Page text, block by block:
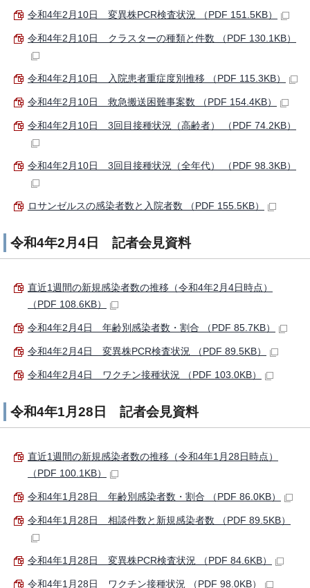
令和4年2月10日 変異株PCR検査状況 （PDF 151.5KB）
令和4年2月10日 クラスターの種類と件数 （PDF 130.1KB）
令和4年2月10日 入院患者重症度別推移 （PDF 115.3KB）
令和4年2月10日 救急搬送困難事案数 （PDF 154.4KB）
令和4年2月10日 3回目接種状況（高齢者） （PDF 74.2KB）
令和4年2月10日 3回目接種状況（全年代） （PDF 98.3KB）
ロサンゼルスの感染者数と入院者数 （PDF 155.5KB）
令和4年2月4日 記者会見資料
直近1週間の新規感染者数の推移（令和4年2月4日時点）
（PDF 108.6KB）
令和4年2月4日 年齢別感染者数・割合 （PDF 85.7KB）
令和4年2月4日 変異株PCR検査状況 （PDF 89.5KB）
令和4年2月4日 ワクチン接種状況 （PDF 103.0KB）
令和4年1月28日 記者会見資料
直近1週間の新規感染者数の推移（令和4年1月28日時点）
（PDF 100.1KB）
令和4年1月28日 年齢別感染者数・割合 （PDF 86.0KB）
令和4年1月28日 相談件数と新規感染者数 （PDF 89.5KB）
令和4年1月28日 変異株PCR検査状況 （PDF 84.6KB）
令和4年1月28日 ワクチン接種状況 （PDF 98.0KB）